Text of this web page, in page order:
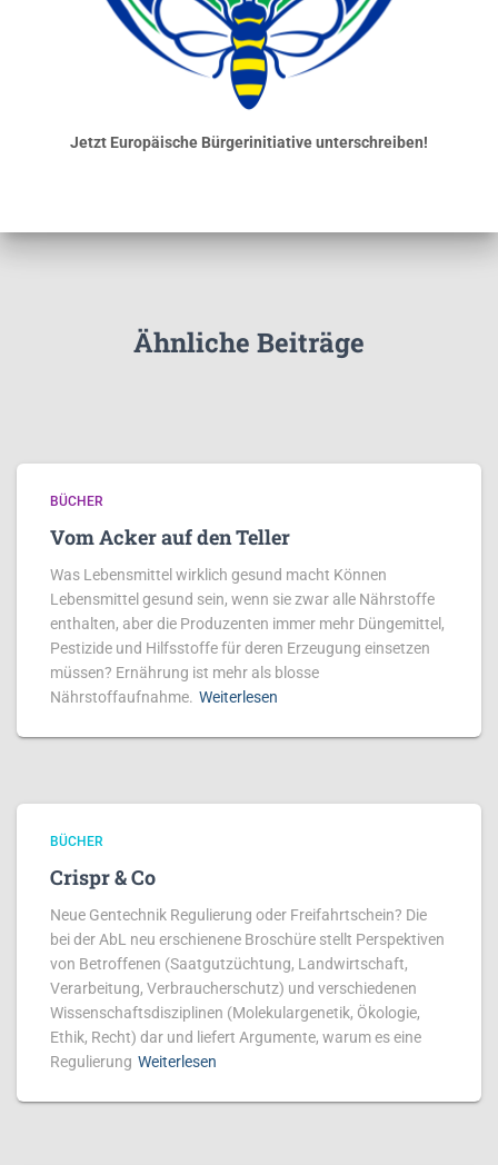
Jetzt Europäische Bürgerinitiative unterschreiben!
Ähnliche Beiträge
BÜCHER
Vom Acker auf den Teller
Was Lebensmittel wirklich gesund macht Können
Lebensmittel gesund sein, wenn sie zwar alle Nährstoffe
enthalten, aber die Produzenten immer mehr Düngemittel,
Pestizide und Hilfsstoffe für deren Erzeugung einsetzen
müssen? Ernährung ist mehr als blosse
Nährstoffaufnahme. Weiterlesen
BÜCHER
Crispr & Co
Neue Gentechnik Regulierung oder Freifahrtschein? Die
bei der AbL neu erschienene Broschüre stellt Perspektiven
von Betroffenen (Saatgutzüch­tung, Land­­wirt­schaft,
Verarbeitung, Ver­braucher­schutz) und verschiedenen
Wis­sen­­schafts­disziplinen (Molekular­ge­netik, Ökolo­gie,
Ethik, Recht) dar und liefert Argumente, warum es eine
Regulierung Weiterlesen